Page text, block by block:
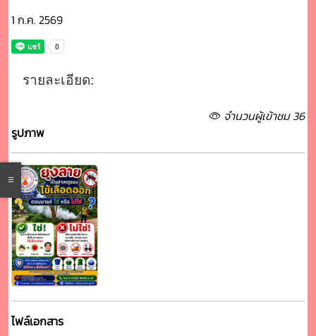
1 ก.ค. 2569
รายละเอียด:
จำนวนผู้เข้าชม 36
รูปภาพ
ไฟล์เอกสาร